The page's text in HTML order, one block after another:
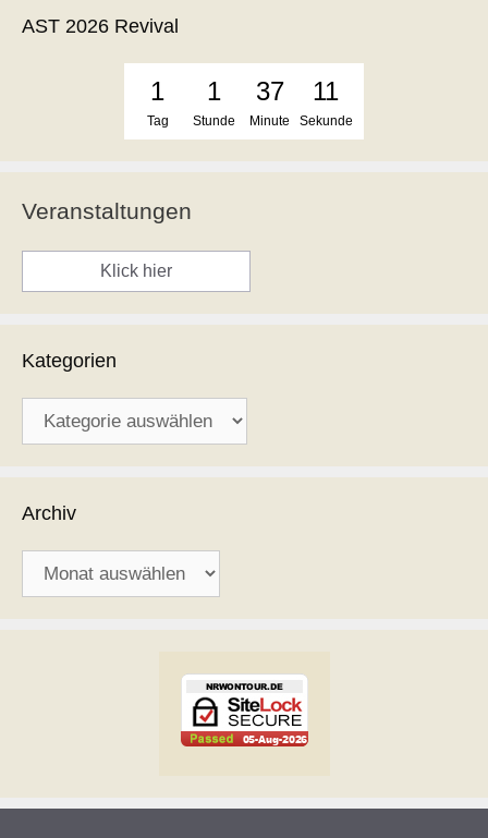
AST 2026 Revival
1
Tag
1
Stunde
37
Minute
11
Sekunde
Veranstaltungen
Klick hier
Kategorien
Archiv